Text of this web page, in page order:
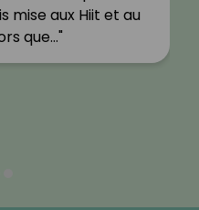
mise aux Hiit et au
que…"